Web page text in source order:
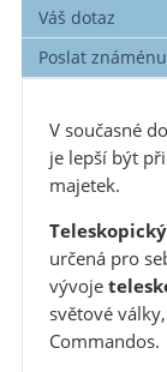
Váš dotaz
Poslat známénu
V současné
je lepší být
majetek.
určená pro
vývoje
světové
Commandos.